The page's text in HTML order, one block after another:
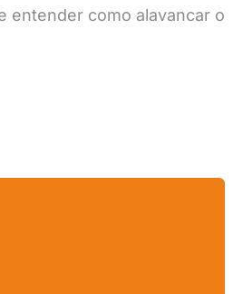
entender como alavancar o